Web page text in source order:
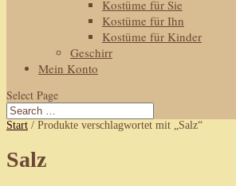
Kostüme für Sie
Kostüme für Ihn
Kostüme für Kinder
Geschirr
Mein Konto
Select Page
Start / Produkte verschlagwortet mit „Salz“
Salz